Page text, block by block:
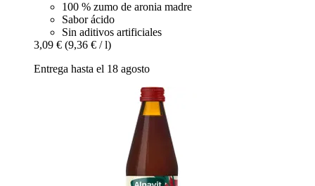
100 % zumo de aronia madre
Sabor ácido
Sin aditivos artificiales
3,09 € (9,36 € / l)
Entrega hasta el 18 agosto